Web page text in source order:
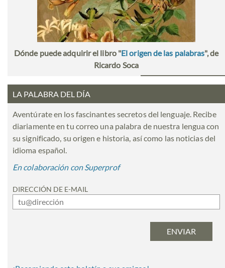
Dónde puede adquirir el libro "El origen de las palabras", de
Ricardo Soca
LA PALABRA DEL DÍA
Aventúrate en los fascinantes secretos del lenguaje. Recibe
diariamente en tu correo una palabra de nuestra lengua con
su significado, su origen e historia, así como las noticias del
idioma español.
En colaboración con Superprof
DIRECCIÓN DE E-MAIL